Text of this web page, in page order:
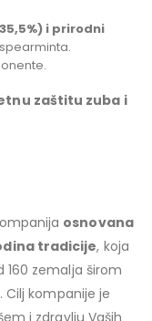
i prirodni
zaštitu zuba i
osnovana
tradicije, koja
160 zemalja širom
Cilj kompanije je
i zdravlju Vaših